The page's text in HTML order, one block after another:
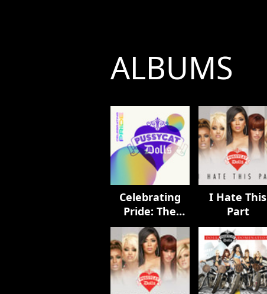
ALBUMS
Celebrating
Pride: The
Pussycat Dolls
I Hate This
Part